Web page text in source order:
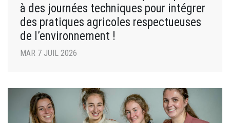
à des journées techniques pour intégrer
des pratiques agricoles respectueuses
de l’environnement !
MAR 7 JUIL 2026